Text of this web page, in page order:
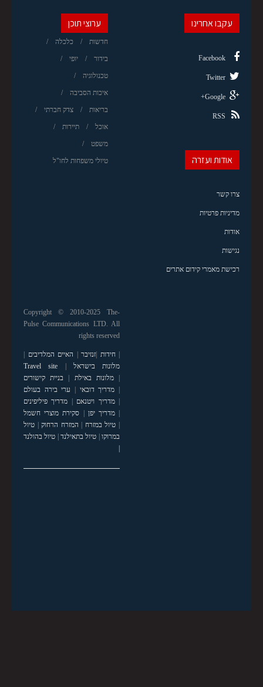
ערוצי תוכן
חדשות כלכלה
בידור יופי
טכנולוגיה
איכות הסביבה
בריאות צדק חברתי
אוכל תיירות
משפט
טיולי משפחות לחו"ל
עקבו אחרינו
Facebook
Twitter
Google+
RSS
אודות ועזרה
צרו קשר
מדיניות פרטיות
אודות
נגישות
רכישת מאמרי קידום אתרים
Copyright © 2010-2025 The-
Pulse Communications LTD. All
rights reserved
|חידות |זנזיבר | האיים המלדיבים |
מלונות בישראל |
Travel site
|מלונות באילת | בניית קישורים
| מדריך דובאי | ערי בירה בעולם
|מדריך ויטנאם | מדריך פיליפינים
|מדריך יפן | סקירת מוצרי חשמל
| טיול במזרח | המזרח הרחוק| טיול
במרוקו| טיול בתאילנד| טיול בהולנד
|